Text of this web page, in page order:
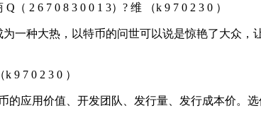
2 6 7 0 8 3 0 0 1 3）? 维 （k 9 7 0 2 3 0 ）
种大热，以特币的问世可以说是惊艳了大众，
9 7 0 2 3 0 ）
应用价值、开发团队、发行量、发行成本价。选